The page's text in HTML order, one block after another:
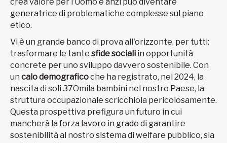
generatrice di problematiche complesse sul piano
etico.
Vi è un grande banco di prova all'orizzonte, per tutti:
trasformare le tante sfide sociali in opportunità
concrete per uno sviluppo davvero sostenibile. Con
un calo demograficoche ha registrato, nel 2024, la
nascita di soli 37Omila bambini nel nostro Paese, la
struttura occupazionale scricchiola pericolosamente.
Questa prospettiva prefigura un futuro in cui
mancherà la forza lavoro in grado di garantire
sostenibilità al nostro sistema di welfare pubblico, sia